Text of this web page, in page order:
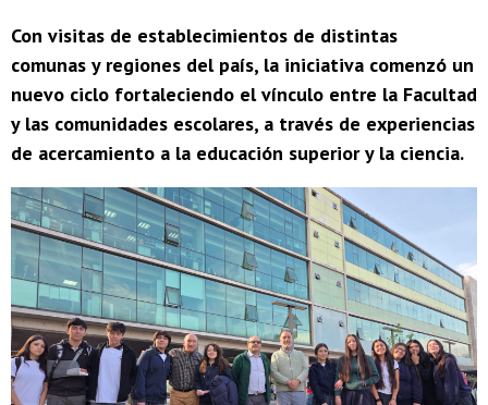
Con visitas de establecimientos de distintas
comunas y regiones del país, la iniciativa comenzó un
nuevo ciclo fortaleciendo el vínculo entre la Facultad
y las comunidades escolares, a través de experiencias
de acercamiento a la educación superior y la ciencia.